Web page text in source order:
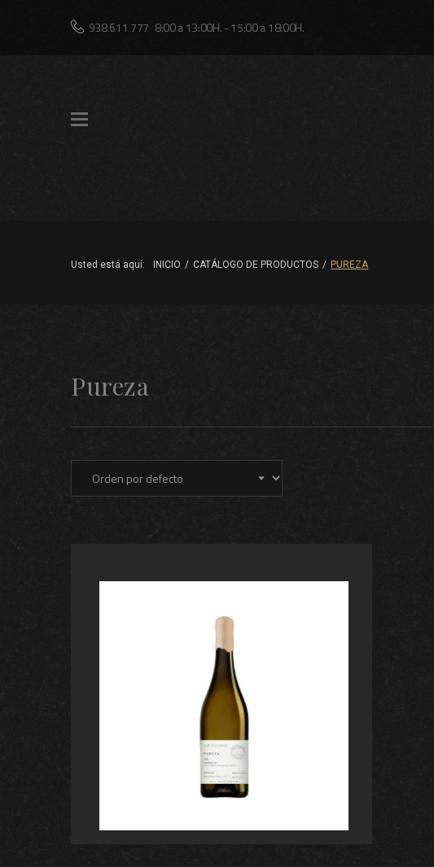
938 611 777 8:00 a 13:00H. - 15:00 a 18:00H.
Usted está aquí: INICIO / CATÁLOGO DE PRODUCTOS / PUREZA
Pureza